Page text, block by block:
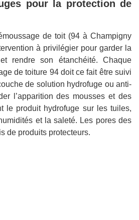
pour la protection de
de toit (94 à Champigny
à privilégier pour garder la
rendre son étanchéité. Chaque
de toiture 94 doit ce fait être suivi
de solution hydrofuge ou anti-
l’apparition des mousses et des
le produit hydrofuge sur les tuiles,
et la saleté. Les pores des
de produits protecteurs.